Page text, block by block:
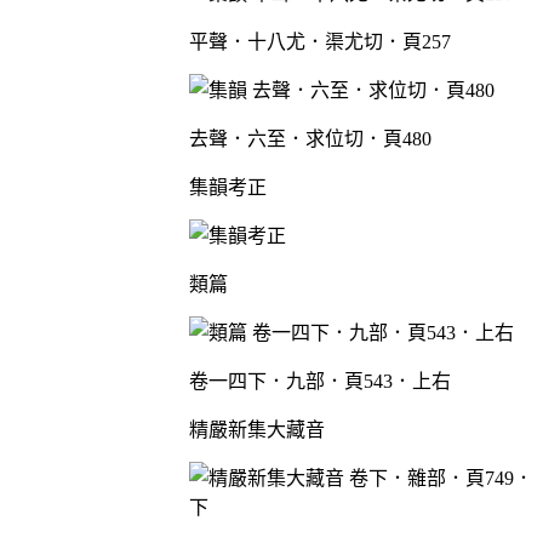
平聲．十八尤．渠尤切．頁257
去聲．六至．求位切．頁480
集韻考正
類篇
卷一四下．九部．頁543．上右
精嚴新集大藏音